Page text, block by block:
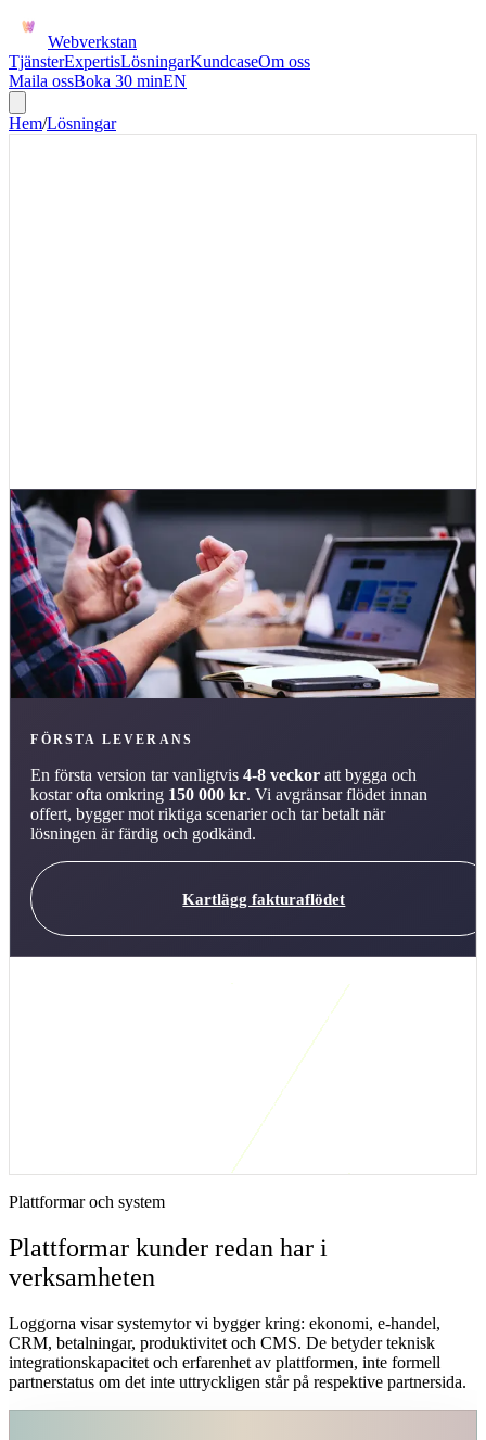
Webverkstan
TjänsterExpertisLösningarKundcaseOm oss
Maila ossBoka 30 minEN
Hem/Lösningar
FÖRSTA LEVERANS
En första version tar vanligtvis4-8 veckor att bygga och
kostar ofta omkring 150 000 kr. Vi avgränsar flödet innan
offert, bygger mot riktiga scenarier och tar betalt när
lösningen är färdig och godkänd.
Kartlägg fakturaflödet
Kort svar: när är den här integrationslösningen
Börja med att automatisera fakturahantering när samma kontroll
sker varje vecka: referens, belopp, attest, ordermatchning eller
betalstatus. AI bör läggas ovanpå ett tydligt regel- och
Plattformar och system
Plattformar kunder redan har i
verksamheten
Loggorna visar systemytor vi bygger kring: ekonomi, e-handel,
CRM, betalningar, produktivitet och CMS. De betyder teknisk
integrationskapacitet och erfarenhet av plattformen, inte formell
partnerstatus om det inte uttryckligen står på respektive partnersida.